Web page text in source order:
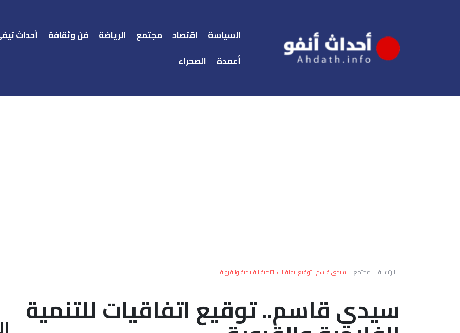
السياسة اقتصاد مجتمع الرياضة فن وثقافة أحداث
أعمدة
الصحراء
الرئيسية| مجتمع | سيدي قاسم.. توقيع اتفاقيات للتنمية الفلاحية والقروية
سيدي قاسم.. توقيع اتفاقيات للتنمية